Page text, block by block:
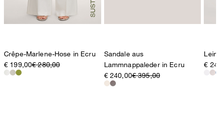
Crêpe-Marlene-Hose in Ecru
€ 199,00€ 280,00
Sandale aus
Lammnappaleder in Ecru
€ 240,00€ 395,00
€